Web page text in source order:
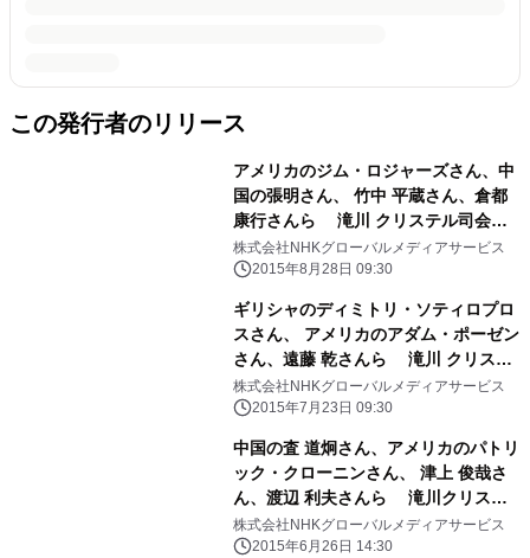
この発行者のリリース
アメリカのジム・ロジャーズさん、中
国の張明さん、 竹中 平蔵さん、倉都
康行さんら 滝川 クリステル司会の
「NHK」の国際討論番組で 「金融緩
和の今後」について議論
株式会社NHKグローバルメディアサービス
2015年8月28日 09:30
ギリシャのディミトリ・ソティロプロ
スさん、 アメリカのアダム・ポーゼン
さん、遠藤 乾さんら 滝川 クリステ
ル司会の「NHK」の国際討論番組で
「ギリシャ債務危機」について議論
株式会社NHKグローバルメディアサービス
2015年7月23日 09:30
中国の査 道炯さん、アメリカのパトリ
ック・クローニンさん、 津上 俊哉さ
ん、渡辺 利夫さんら 滝川クリステ
ル司会の「NHK」の国際討論番組で
「中国の経済戦略」について議論
株式会社NHKグローバルメディアサービス
2015年6月26日 14:30